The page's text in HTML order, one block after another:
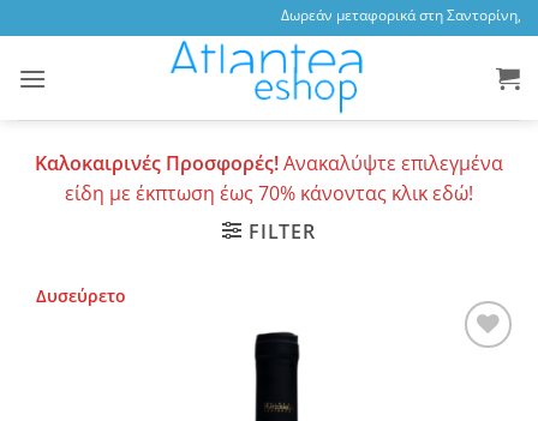
to
content
Δωρεάν μεταφορικά στη Σαντορίνη,
Καλοκαιρινές Προσφορές!Ανακαλύψτε επιλεγμένα
είδη με έκπτωση έως 70% κάνοντας κλικ εδώ!
FILTER
Δυσεύρετο